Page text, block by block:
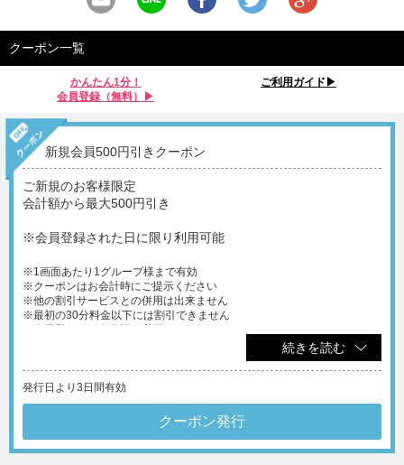
クーポン一覧
かんたん1分！
会員登録（無料）▶︎
ご利用ガイド▶︎
新規会員500円引きクーポン
ご新規のお客様限定
会計額から最大500円引き
※会員登録された日に限り利用可能
※1画面あたり1グループ様まで有効
※クーポンはお会計時にご提示ください
※他の割引サービスとの併用は出来ません
※最初の30分料金以下には割引できません
続きを読む
発行日より3日間有効
クーポン発行